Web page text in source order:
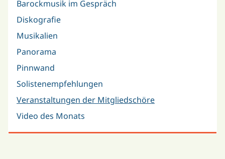
Barockmusik im Gespräch
Diskografie
Musikalien
Panorama
Pinnwand
Solistenempfehlungen
Veranstaltungen der Mitgliedschöre
Video des Monats